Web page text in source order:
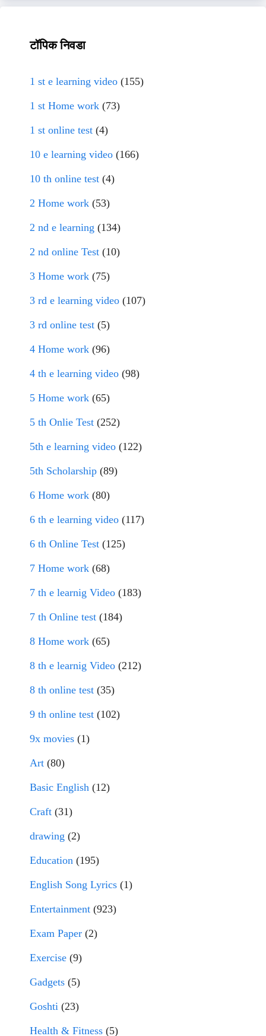
टॉपिक निवडा
1 st e learning video (155)
1 st Home work (73)
1 st online test (4)
10 e learning video (166)
10 th online test (4)
2 Home work (53)
2 nd e learning (134)
2 nd online Test (10)
3 Home work (75)
3 rd e learning video (107)
3 rd online test (5)
4 Home work (96)
4 th e learning video (98)
5 Home work (65)
5 th Onlie Test (252)
5th e learning video (122)
5th Scholarship (89)
6 Home work (80)
6 th e learning video (117)
6 th Online Test (125)
7 Home work (68)
7 th e learnig Video (183)
7 th Online test (184)
8 Home work (65)
8 th e learnig Video (212)
8 th online test (35)
9 th online test (102)
9x movies (1)
Art (80)
Basic English (12)
Craft (31)
drawing (2)
Education (195)
English Song Lyrics (1)
Entertainment (923)
Exam Paper (2)
Exercise (9)
Gadgets (5)
Goshti (23)
Health & Fitness (5)